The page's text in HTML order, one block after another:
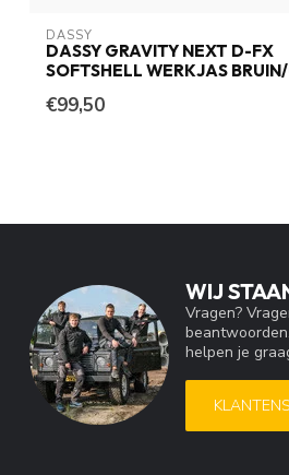
DASSY
DASSY GRAVITY NEXT D-FX
SOFTSHELL WERKJAS
€99,50
WIJ
Vragen?
helpen je